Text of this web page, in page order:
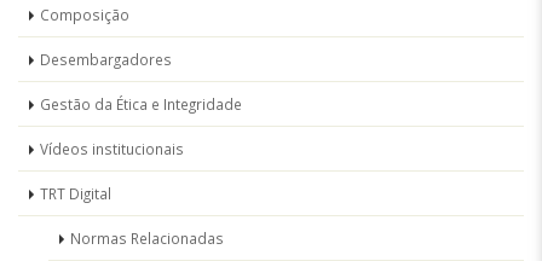
Composição
Desembargadores
Gestão da Ética e Integridade
Vídeos institucionais
TRT Digital
Normas Relacionadas